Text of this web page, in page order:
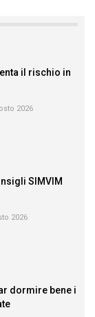
il rischio in
2026
SIMVIM
2026
dormire bene i